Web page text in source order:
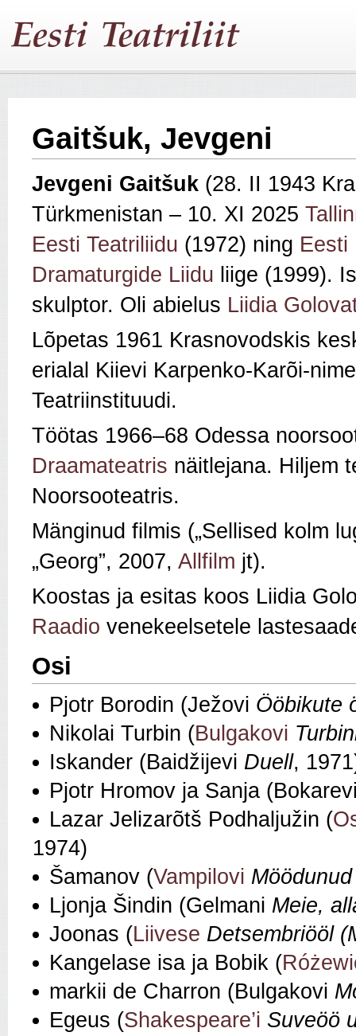
Gaitšuk, Jevgeni
Jevgeni Gaitšuk (28. II 1943
Türkmenistan – 10. XI 2025
Eesti Teatriliidu (1972) ning Eesti
Dramaturgide Liidu liige (1999).
skulptor. Oli abielus Liidia
Lõpetas 1961 Krasnovodskis
erialal Kiievi Karpenko-Karõi-
Teatriinstituudi.
Töötas 1966–68 Odessa
Draamateatris näitlejana. Hiljem
Noorsooteatris.
Mänginud filmis („Sellised kolm
„Georg”, 2007, Allfilm jt).
Koostas ja esitas koos Liidia
Raadio venekeelsetele
Osi
Pjotr Borodin (Ježovi Ööbikute
Nikolai Turbin (Bulgakovi
Iskander (Baidžijevi Duell,
Pjotr Hromov ja Sanja
Lazar Jelizarõtš Podhaljužin (
1974)
Šamanov (Vampilovi
Ljonja Šindin (Gelmani Meie,
Joonas (Liivese Detsembriööl (
Kangelase isa ja Bobik (
markii de Charron (Bulgakovi
Egeus (Shakespeare’i Suveöö